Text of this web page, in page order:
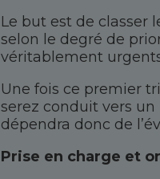
Le but est de classer
selon le degré de
véritablement
Une fois ce premier
serez conduit vers un
dépendra donc de
Prise en charge et